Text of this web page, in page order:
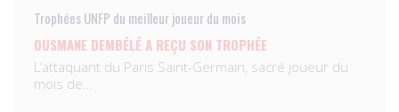
Trophées UNFP du meilleur joueur du mois
OUSMANE DEMBÉLÉ A REÇU SON TROPHÉE
L’attaquant du Paris Saint-Germain, sacré joueur du
mois de…